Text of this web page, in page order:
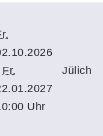
Fr.
Uhr
Jülich